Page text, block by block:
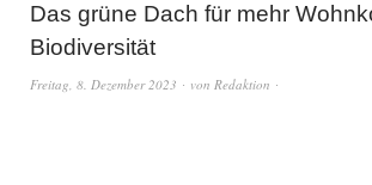
Das grüne Dach für mehr
Biodiversität
Freitag, 8. Dezember 2023 von Redaktion